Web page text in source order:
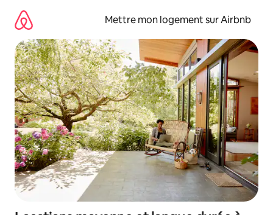
directement
contenu
Mettre mon logement sur Airbnb